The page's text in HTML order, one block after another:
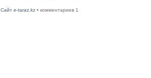
Сайт e-taraz.kz • комментариев 1